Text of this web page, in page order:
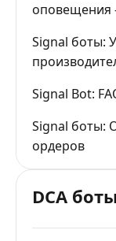
оповещения
Signal боты:
Signal Bot:
Signal боты:
ордеров
DCA боты